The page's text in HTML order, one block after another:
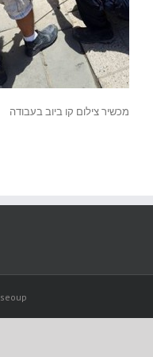
מכשיר צילום קו ביוב בעבודה
seoup קידום אתרים בגוגל